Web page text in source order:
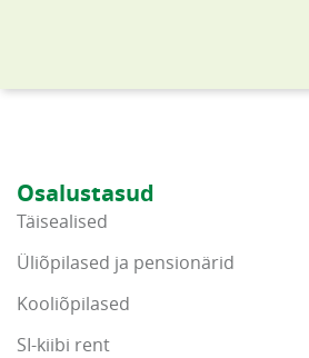
Osalustasud
Täisealised
Üliõpilased ja pensionärid
Kooliõpilased
SI-kiibi rent